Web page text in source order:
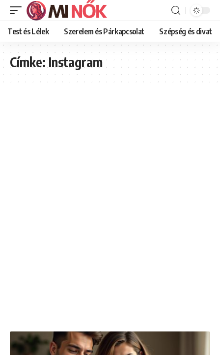
Test és Lélek Szerelem és Párkapcsolat Szépség és divat
Címke:Instagram